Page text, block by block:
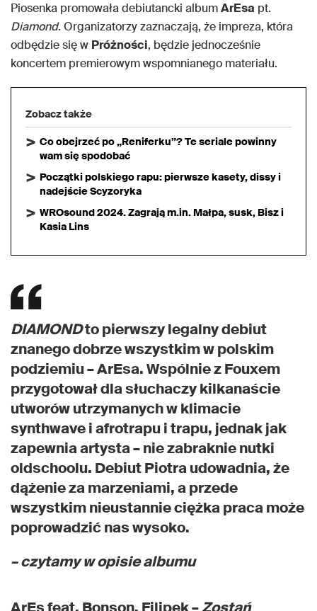
Piosenka promowała debiutancki albumArEsa pt.
Diamond. Organizatorzy zaznaczają, że impreza, która
odbędzie się w Próżności, będzie jednocześnie
koncertem premierowym wspomnianego materiału.
Zobacz także
Co obejrzeć po „Reniferku”? Te seriale powinny
wam się spodobać
Początki polskiego rapu: pierwsze kasety, dissy i
nadejście Scyzoryka
WROsound 2024. Zagrają m.in. Małpa, susk, Bisz i
Kasia Lins
DIAMONDto pierwszy legalny debiut
znanego dobrze wszystkim w polskim
podziemiu – ArEsa. Wspólnie z Fouxem
przygotował dla słuchaczy kilkanaście
utworów utrzymanych w klimacie
synthwave i afrotrapu i trapu, jednak jak
zapewnia artysta – nie zabraknie nutki
oldschoolu. Debiut Piotra udowadnia, że
dążenie za marzeniami, a przede
wszystkim nieustannie ciężka praca może
poprowadzić nas wysoko.
– czytamy w opisie albumu